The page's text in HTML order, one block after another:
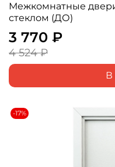
Межкомнатные
стеклом (ДО)
3 770 ₽
4 524 ₽
В
-17%